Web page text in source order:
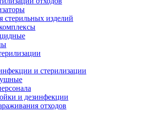
изделий
и стерилизации
и дезинфекции
отходов